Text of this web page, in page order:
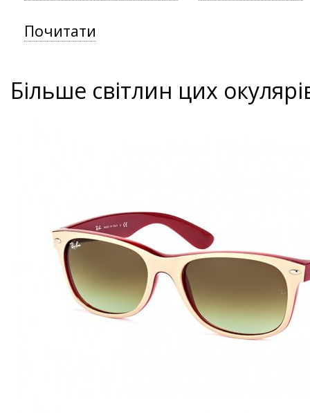
Почитати
Більше світлин цих